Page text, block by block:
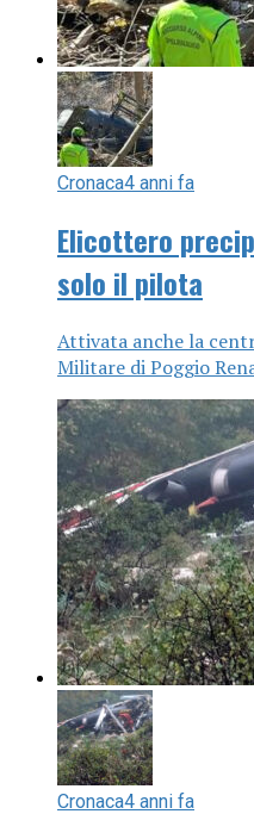
Cronaca4 anni fa
Elicottero
solo il pilota
Attivata anche la
Militare di Poggio
Cronaca4 anni fa